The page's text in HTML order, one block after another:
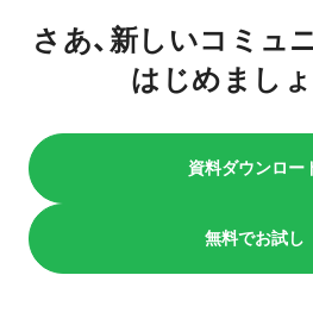
さあ、新しいコミュ
はじめましょ
資料ダウンロー
無料でお試し